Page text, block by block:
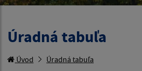
Úradná tabuľa
Úvod Úradná tabuľa